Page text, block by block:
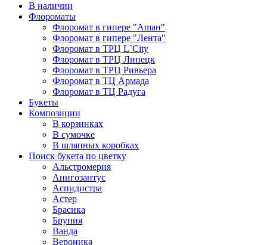
В наличии
Флороматы
Флоромат в гипере "Ашан"
Флоромат в гипере "Лента"
Флоромат в ТРЦ L`City
Флоромат в ТРЦ Липецк
Флоромат в ТРЦ Ривьера
Флоромат в ТЦ Армада
Флоромат в ТЦ Радуга
Букеты
Композиции
В корзинках
В сумочке
В шляпных коробках
Поиск букета по цветку
Альстромерия
Анигозантус
Аспидистра
Астер
Брасика
Бруния
Ванда
Вероника